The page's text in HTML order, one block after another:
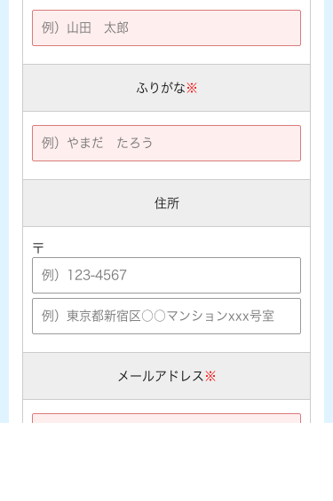
ふりがな※
住所
〒
メールアドレス ※